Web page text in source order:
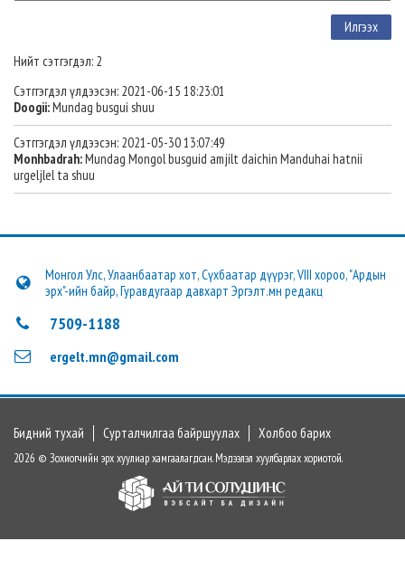
Нийт сэтгэгдэл: 2
Сэтггэгдэл үлдээсэн: 2021-06-15 18:23:01
Doogii:Mundag busgui shuu
Сэтггэгдэл үлдээсэн: 2021-05-30 13:07:49
Monhbadrah:Mundag Mongol busguid amjilt daichin Manduhai hatnii
urgeljlel ta shuu
Монгол Улс, Улаанбаатар хот, Сүхбаатар дүүрэг, VIII хороо, "Ардын
эрх"-ийн байр, Гуравдугаар давхарт Эргэлт.мн редакц
7509-1188
ergelt.mn@gmail.com
Бидний тухай Сурталчилгаа байршуулах Холбоо барих
2026 © Зохиогчийн эрх хуулиар хамгаалагдсан. Мэдээлэл хуулбарлах хориотой.